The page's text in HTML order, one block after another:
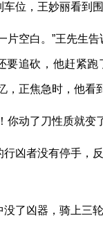
车位，王妙丽看到
片空白。”王先生
要追砍，他赶紧
，正焦急时，他看
你动了刀性质就变
行凶者没有停手，
没了凶器，骑上三